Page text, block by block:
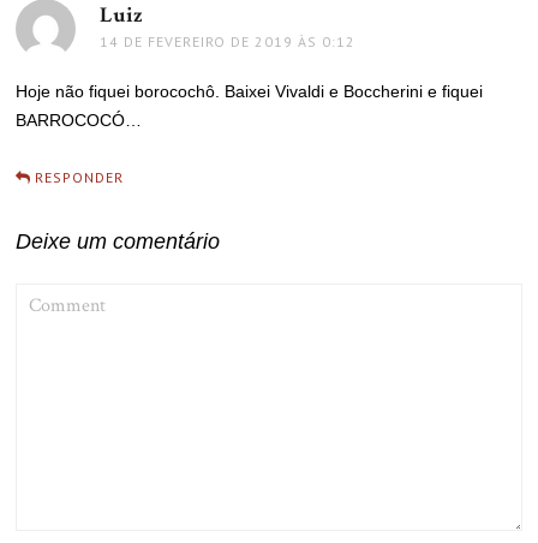
Luiz
14 DE FEVEREIRO DE 2019 ÀS 0:12
Hoje não fiquei borocochô. Baixei Vivaldi e Boccherini e fiquei
BARROCOCÓ…
RESPONDER
Deixe um comentário